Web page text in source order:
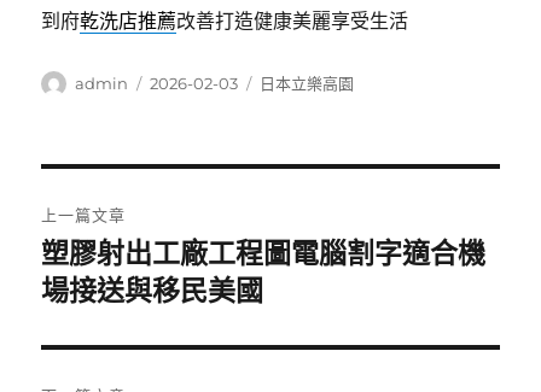
到府乾洗店推薦改善打造健康美麗享受生活
作
admin
發
2026-02-03
分
日本立樂高園
章
導
覽
上一篇文章
上
一
文
章:
塑膠射出工廠工程圖電腦割字適合機
場接送與移民美國